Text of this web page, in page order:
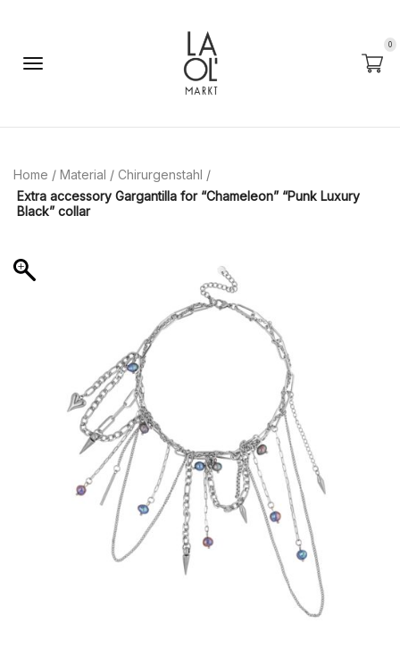
0
Home / Material / Chirurgenstahl /
Extra accessory Gargantilla for “Chameleon” “Punk Luxury
Black” collar